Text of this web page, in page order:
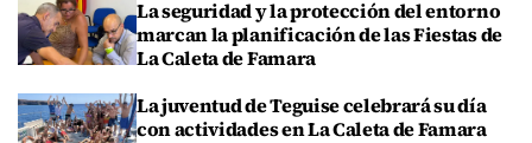
La seguridad y la protección del entorno
marcan la planificación de las Fiestas de
La Caleta de Famara
La juventud de Teguise celebrará su día
con actividades en La Caleta de Famara